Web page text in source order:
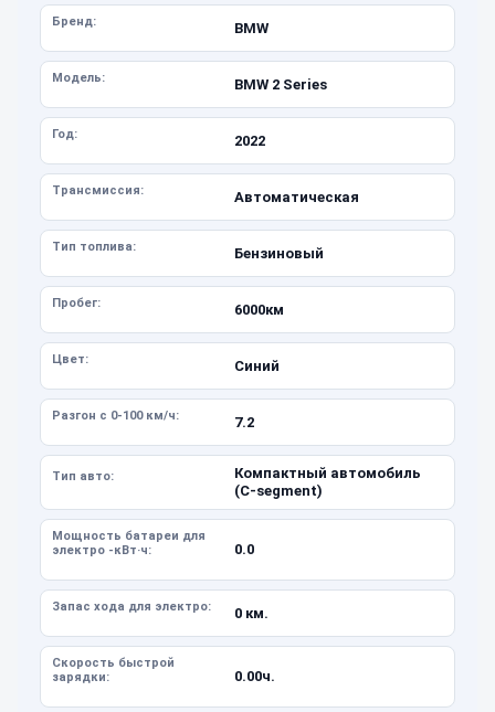
Бренд: BMW
Модель: BMW 2 Series
Год: 2022
Трансмиссия: Автоматическая
Тип топлива: Бензиновый
Пробег: 6000км
Цвет: Синий
Разгон с 0-100 км/ч: 7.2
Тип авто:
Компактный автомобиль
(C-segment)
Мощность батареи для
электро -кВт·ч:
0.0
Запас хода для электро: 0 км.
Скорость быстрой
зарядки:
0.00ч.